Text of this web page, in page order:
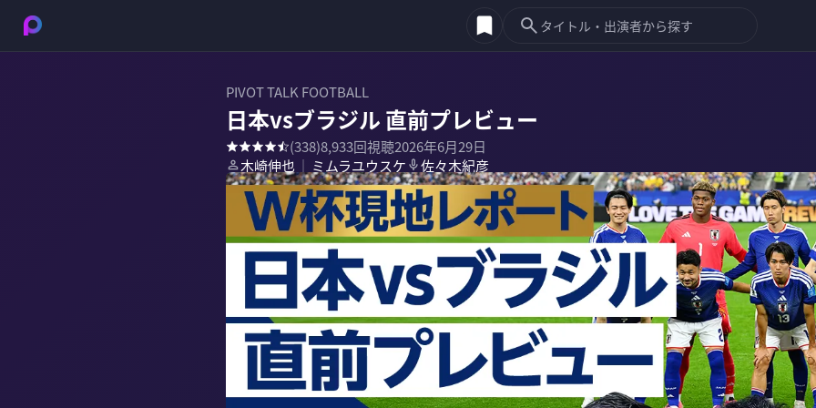
PIVOT TALK FOOTBALL
日本vsブラジル 直前プレビュー
(338)8,933回視聴2026年6月29日
木崎伸也 ｜ ミムラユウスケ 佐々木紀彦